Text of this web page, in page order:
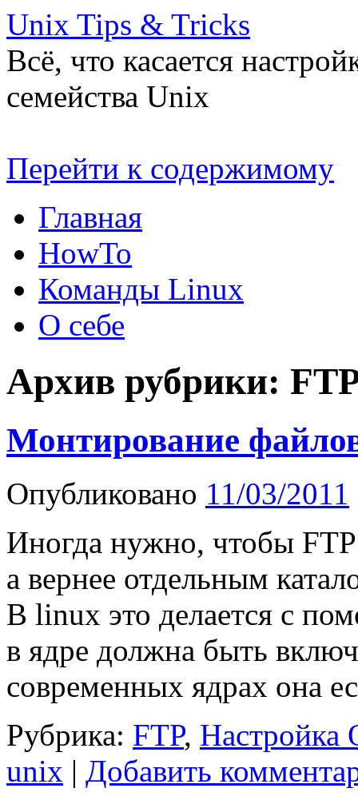
Unix Tips & Tricks
Всё, что касается
семейства Unix
Перейти к содержимому
Главная
HowTo
Команды Linux
О себе
Архив рубрики:
Монтирование
Опубликовано 11/03/2011
Иногда нужно, чтобы FTP
а вернее отдельным
В linux это делается с
в ядре должна быть
современных ядрах она
Рубрика: FTP, Настройка
unix | Добавить